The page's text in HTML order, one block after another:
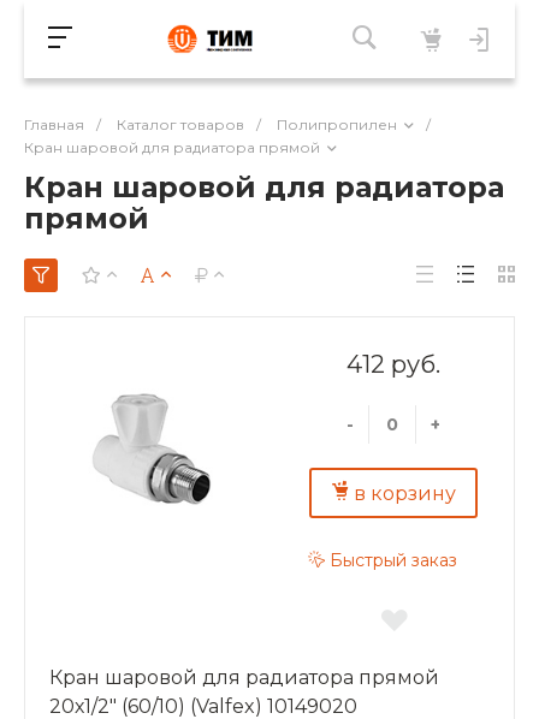
Главная / Каталог товаров / Полипропилен
/
Кран шаровой для радиатора прямой
Кран шаровой для радиатора
прямой
412 руб.
- +
в корзину
Быстрый заказ
Кран шаровой для радиатора прямой
20х1/2" (60/10) (Valfex) 10149020